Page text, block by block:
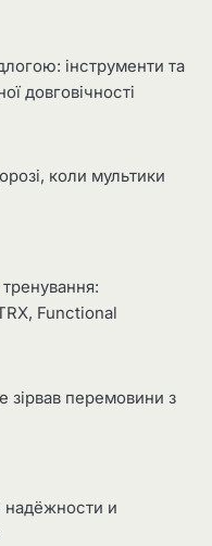
інструменти та
довговічності
коли мультики
Functional
зірвав перемовини з
и